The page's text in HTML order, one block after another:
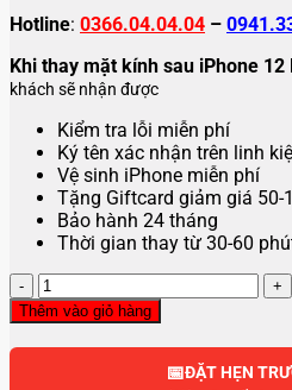
Hotline: 0366.04.04.04 –
Khi thay mặt kính sau iPhone 12
khách sẽ nhận được
Kiểm tra lỗi miễn phí
Ký tên xác nhận trên linh
Vệ sinh iPhone miễn phí
Tặng Giftcard giảm giá 50-
Bảo hành 24 tháng
Thời gian thay từ 30-60
Thay
kính
sau
iPhone
Thêm vào giỏ hàng
📅ĐẶT HẸN